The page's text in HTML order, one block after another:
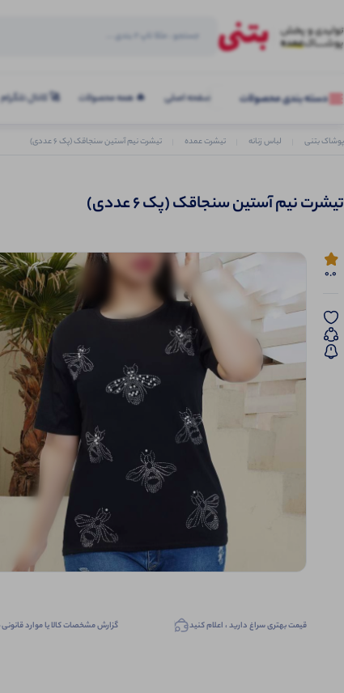
دسته بندی محصولات صفحه اصلی 🔥 همه محصولات 🚀 کانال تلگرام
پوشاک بتنی لباس زنانه تیشرت عمده تیشرت نیم آستین سنجاقک (پک 6 عددی)
تیشرت نیم آستین سنجاقک (پک 6 عددی)
0.0
قیمت بهتری سراغ دارید ، اعلام کنید گزارش مشخصات کالا یا موارد قانونی